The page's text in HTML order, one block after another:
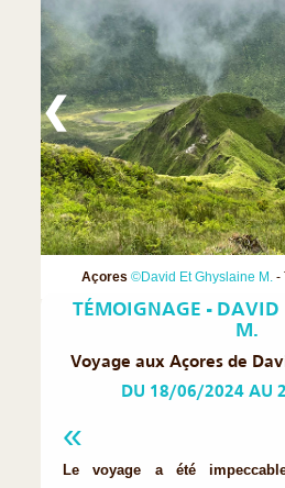
Açores ©David Et Ghyslaine M. -
❮
TÉMOIGNAGE - DAVID
M.
Voyage aux Açores de
DU 18/06/2024 AU
Le voyage a été